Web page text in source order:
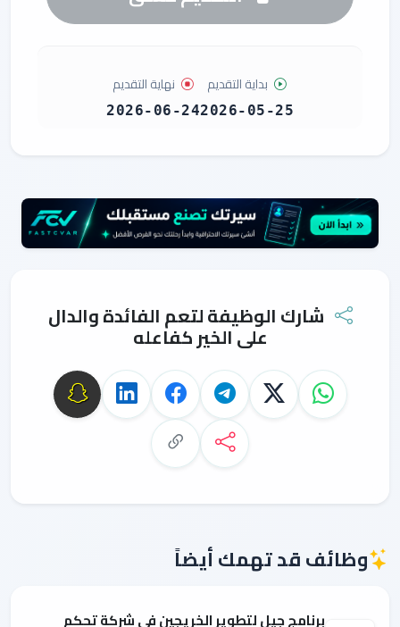
بداية التقديم
2026-05-25
نهاية التقديم
2026-06-24
شارك الوظيفة لتعم الفائدة والدال
على الخير كفاعله
وظائف قد تهمك أيضاً
برنامج جيل لتطوير الخريجين في شركة تحكم